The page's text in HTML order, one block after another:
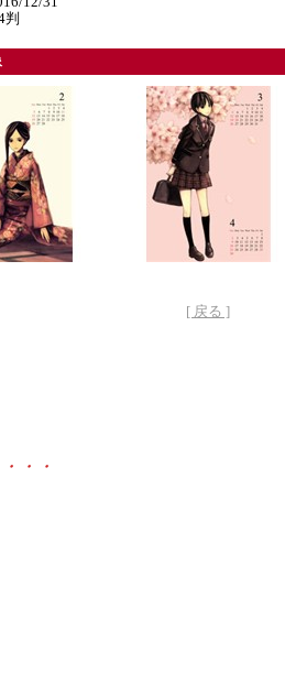
・・
判
[ 戻る ]